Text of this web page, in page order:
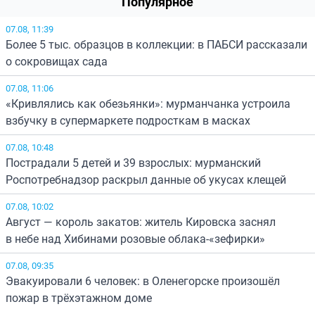
07.08, 11:39
Более 5 тыс. образцов в коллекции: в ПАБСИ рассказали
о сокровищах сада
07.08, 11:06
«Кривлялись как обезьянки»: мурманчанка устроила
взбучку в супермаркете подросткам в масках
07.08, 10:48
Пострадали 5 детей и 39 взрослых: мурманский
Роспотребнадзор раскрыл данные об укусах клещей
07.08, 10:02
Август — король закатов: житель Кировска заснял
в небе над Хибинами розовые облака-«зефирки»
07.08, 09:35
Эвакуировали 6 человек: в Оленегорске произошёл
пожар в трёхэтажном доме